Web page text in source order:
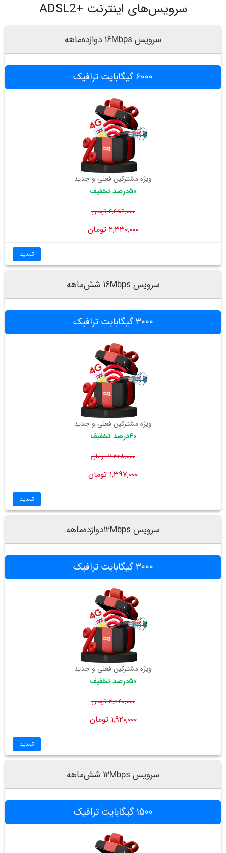
سرویس‌های اینترنت +ADSL2
سرویس ۱۶Mbps دوازده‌ماهه
۶۰۰۰ گیگابایت ترافیک
ویژه مشترکین فعلی و جدید
۵۰درصد تخفیف
۴,۶۵۶,۰۰۰ تومان
۲,۳۳۰,۰۰۰ تومان
تمدید
سرویس ۱۶Mbps شش‌ماهه
۳۰۰۰ گیگابایت ترافیک
ویژه مشترکین فعلی و جدید
۴۰درصد تخفیف
۲,۳۲۸,۰۰۰ تومان
۱,۳۹۷,۰۰۰ تومان
تمدید
سرویس ۱۲Mbpsدوازده‌ماهه
۳۰۰۰ گیگابایت ترافیک
ویژه مشترکین فعلی و جدید
۵۰درصد تخفیف
۳,۸۴۰,۰۰۰ تومان
۱,۹۲۰,۰۰۰ تومان
تمدید
سرویس ۱۲Mbps شش‌ماهه
۱۵۰۰ گیگابایت ترافیک